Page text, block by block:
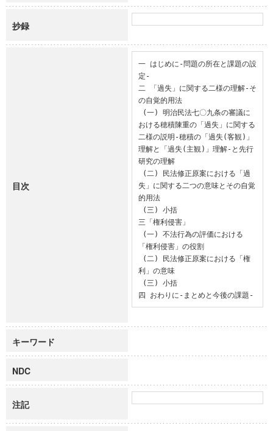
抄録
目次
一 はじめに-問題の所在と課題の設
定-
二 「過失」に関する二様の理解-そ
の自覚的用法
おける穂積陳重の「過失」に関する
二様の説明-穂積の「過失(客観)」
理解と「過失(主観)」理解-と先行
研究の理解
失」に関する二つの意味とその自覚
的用法
三「権利侵害」
「権利侵害」の役割
利」の意味
四 おわりに-まとめと今後の課題-
キーワード
NDC
注記